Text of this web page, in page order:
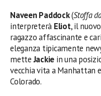
Naveen Paddock(Stoffa
interpreterà Eliot, il
ragazzo affascinante e
eleganza tipicamente
metteJackie in una
vecchia vita a Manhattan
Colorado.